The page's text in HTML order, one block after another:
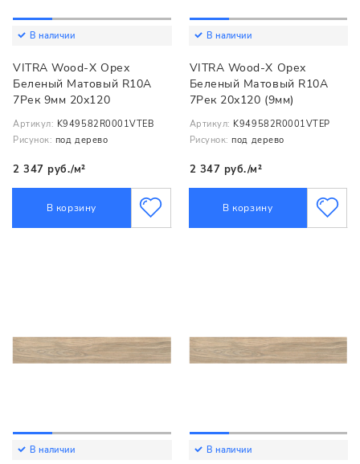
В наличии
VITRA Wood-X Орех
Беленый Матовый R10A
7Рек 9мм 20х120
Артикул: K949582R0001VTEB
Рисунок: под дерево
2 347 руб./м²
В корзину
В наличии
VITRA Wood-X Орех
Беленый Матовый R10A
7Рек 20х120 (9мм)
Артикул: K949582R0001VTEP
Рисунок: под дерево
2 347 руб./м²
В корзину
В наличии В наличии